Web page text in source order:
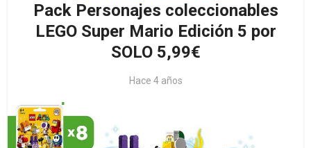
Pack Personajes coleccionables
LEGO Super Mario Edición 5 por
SOLO 5,99€
Hace 4 años